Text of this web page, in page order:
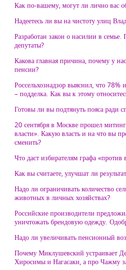
Как по-вашему, могут ли лично вас
Надеетесь ли вы на чистоту улиц
Разработан закон о насилии в
депутаты?
Какова главная причина, почему у
пенсии?
Россельхознадзор выяснил, что
– подделка. Как вы к этому
Готовы ли вы подтянуть пояса ради
20 сентября в Москве прошел
власти». Какую власть и на что вы
сменить?
Что даст избирателям графа «против
Как вы считаете, улучшат ли
Надо ли ограничивать количество
животных в личных хозяйствах?
Российские производители
уничтожать брендовую одежду.
Надо ли увеличивать пенсионный
Почему Миклушевский устраивает
Хиросимы и Нагасаки, а про Чажму